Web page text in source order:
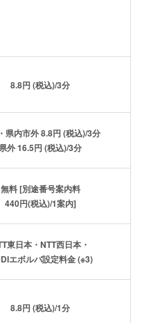
8.8円 (税込)/3分
県内市外 8.8円 (税込)/3分
外 16.5円 (税込)/3分
無料 [別途番号案内料
440円(税込)/1案内]
東日本・NTT西日本・
エボルバ設定料金 (※3)
8.8円 (税込)/1分